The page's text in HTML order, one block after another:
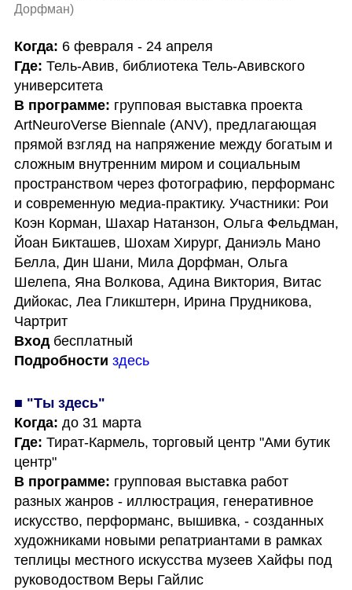
Дорфман)
Когда:
Где: Тель-Авив, библиотека Тель-Авивского
университета
В программе: групповая выставка проекта
ArtNeuroVerse Biennale (ANV), предлагающая
прямой взгляд на напряжение между богатым и
сложным внутренним миром и социальным
пространством через фотографию, перформанс
и современную медиа-практику. Участники: Рои
Коэн Корман, Шахар Натанзон, Ольга Фельдман,
Йоан Бикташев, Шохам Хирург, Даниэль Мано
Белла, Дин Шани, Мила Дорфман, Ольга
Шелепа, Яна Волкова, Адина Виктория, Витас
Дийокас, Леа Гликштерн, Ирина Прудникова,
Чартрит
Вход
Подробности здесь
■ "Ты здесь"
Когда:
до 31 марта
Где: Тират-Кармель, торговый центр "Ами бутик
центр"
В программе: групповая выставка работ
разных жанров - иллюстрация, генеративное
искусство, перформанс, вышивка, - созданных
художниками новыми репатриантами в рамках
теплицы местного искусства музеев Хайфы под
руководоством Веры Гайлис